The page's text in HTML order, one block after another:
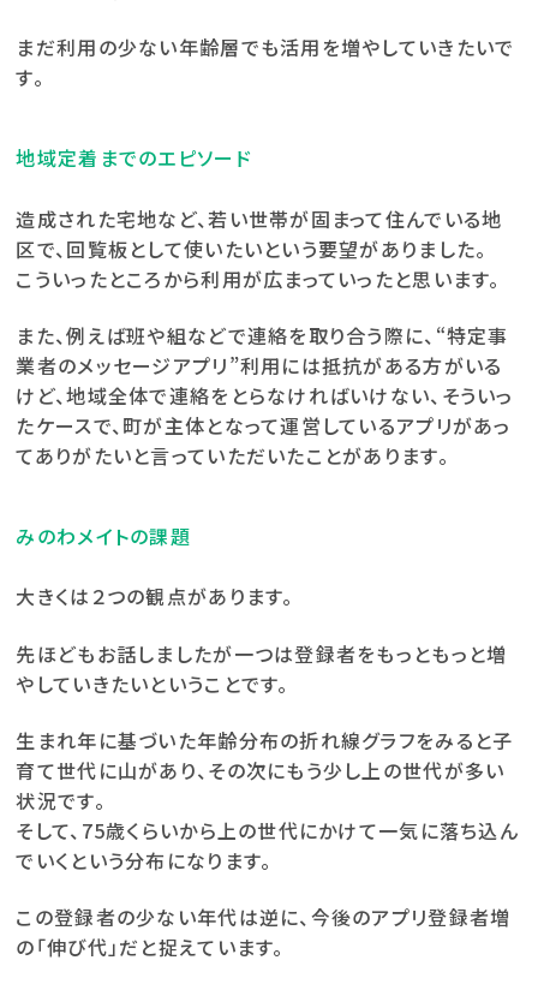
まだ利用の少ない年齢層でも活用を増やしていきたいで
す。
地域定着までのエピソード
造成された宅地など、若い世帯が固まって住んでいる地
区で、回覧板として使いたいという要望がありました。
こういったところから利用が広まっていったと思います。
また、例えば班や組などで連絡を取り合う際に、“特定事
業者のメッセージアプリ”利用には抵抗がある方がいる
けど、地域全体で連絡をとらなければいけない、そういっ
たケースで、町が主体となって運営しているアプリがあっ
てありがたいと言っていただいたことがあります。
みのわメイトの課題
大きくは２つの観点があります。
先ほどもお話しましたが一つは登録者をもっともっと増
やしていきたいということです。
生まれ年に基づいた年齢分布の折れ線グラフをみると子
育て世代に山があり、その次にもう少し上の世代が多い
状況です。
そして、75歳くらいから上の世代にかけて一気に落ち込ん
でいくという分布になります。
この登録者の少ない年代は逆に、今後のアプリ登録者増
の「伸び代」だと捉えています。